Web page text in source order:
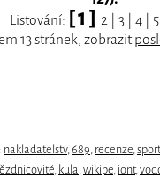
Listování: [ 1 ] 2 3 4 5
13 stránek, zobrazit
nakladatelstv,689, recenze,sport
, kula,wikipe, iont,